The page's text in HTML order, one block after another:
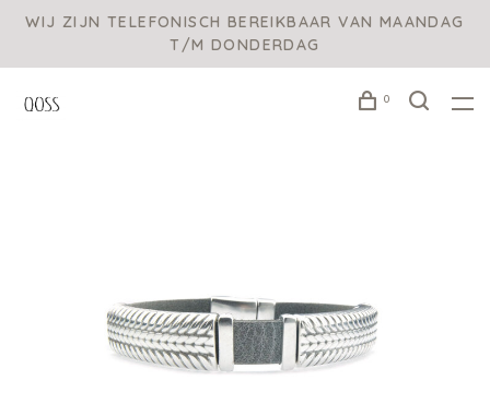
WIJ ZIJN TELEFONISCH BEREIKBAAR VAN MAANDAG
T/M DONDERDAG
0